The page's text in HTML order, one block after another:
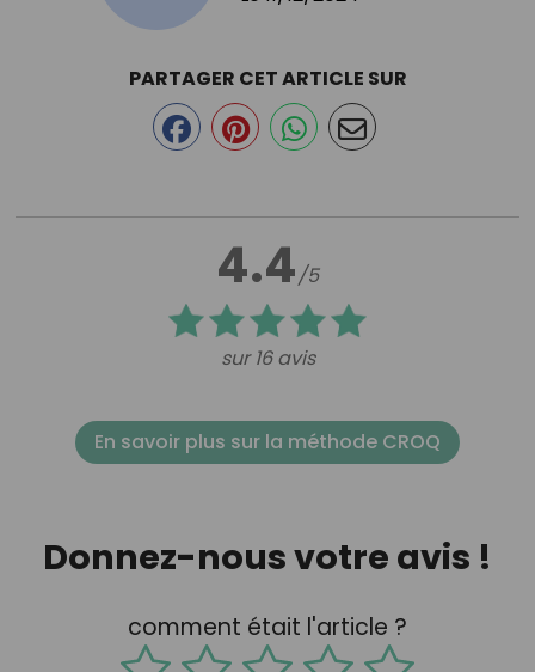
4.4/5
sur 16 avis
PARTAGER CET ARTICLE SUR
En savoir plus sur la méthode CROQ
Donnez-nous votre avis !
comment était l'article ?